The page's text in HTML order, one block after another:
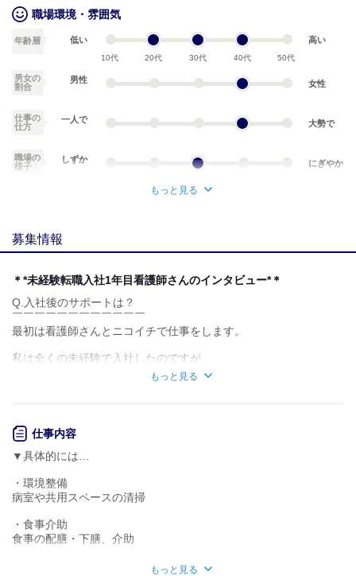
職場環境・雰囲気
年齢層 低い
10代 20代 30代 40代 50代
高い
男女の
割合
男性 女性
仕事の
仕方
一人で 大勢で
職場の
様子
しずか にぎやか
個性が生かせる
デスクワーク 立ち仕事
お客様との対話が
少ない
常勤；25名、非常勤；5名
男性3名、女性27名
20代；11名、30代；11名、40代；4名 50代；4名
【病棟】
2F：35床
今後休床を開放し増床していきます♪
それを助けてくれる方からの応募を待っています＾＾
もっと見る
募集情報
＊*未経験転職入社1年目看護師さんのインタビュー*＊
Q.入社後のサポートは？
￣￣￣￣￣￣￣￣￣￣￣￣
最初は看護師さんとニコイチで仕事をします。
私は全くの未経験で入社したのですが、
少しづつ独り立ちしました。
でも、その後も患者さんによって
おむつが違ったりもするので、
看護師さんに助けてもらいながら
Q.看護師さんとはどんな会話をしていますか？
分からないことがやっぱりまだあります。
その時に看護師さんに質問をしたら、
もっと見る
仕事内容
▼具体的には…
・環境整備
病室や共用スペースの清掃
・食事介助
食事の配膳・下膳、介助
もっと見る